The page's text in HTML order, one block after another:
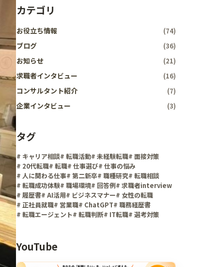
カテゴリ
お役立ち情報 (74)
ブログ (36)
お知らせ (21)
求職者インタビュー (16)
コンサルタント紹介 (7)
企業インタビュー (3)
タグ
# キャリア相談# 転職活動# 未経験転職# 面接対策
# 20代転職# 転職# 仕事選び# 仕事の悩み
# 人に関わる仕事# 第二新卒# 職種研究# 転職相談
# 転職成功体験# 職場環境# 回答例# 求職者interview
# 履歴書# AI活用# ビジネスマナー# 女性の転職
# 正社員就職# 営業職# ChatGPT# 職務経歴書
# 転職エージェント# 転職判断# IT転職# 選考対策
YouTube